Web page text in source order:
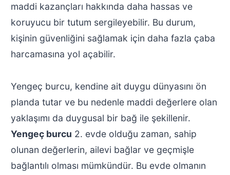
maddi kazançları hakkında daha hassas ve
koruyucu bir tutum sergileyebilir. Bu durum,
kişinin güvenliğini sağlamak için daha fazla çaba
harcamasına yol açabilir.
Yengeç burcu, kendine ait duygu dünyasını ön
planda tutar ve bu nedenle maddi değerlere olan
yaklaşımı da duygusal bir bağ ile şekillenir.
Yengeç burcu 2. evde olduğu zaman, sahip
olunan değerlerin, ailevi bağlar ve geçmişle
bağlantılı olması mümkündür. Bu evde olmanın